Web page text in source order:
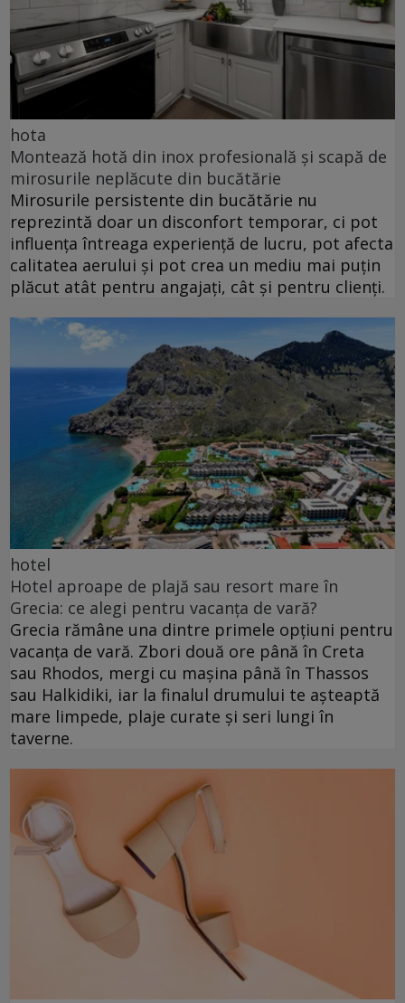
hota
Montează hotă din inox profesională și scapă de
mirosurile neplăcute din bucătărie
Mirosurile persistente din bucătărie nu
reprezintă doar un disconfort temporar, ci pot
influența întreaga experiență de lucru, pot afecta
calitatea aerului și pot crea un mediu mai puțin
plăcut atât pentru angajați, cât și pentru clienți.
hotel
Hotel aproape de plajă sau resort mare în
Grecia: ce alegi pentru vacanța de vară?
Grecia rămâne una dintre primele opțiuni pentru
vacanța de vară. Zbori două ore până în Creta
sau Rhodos, mergi cu mașina până în Thassos
sau Halkidiki, iar la finalul drumului te așteaptă
mare limpede, plaje curate și seri lungi în
taverne.